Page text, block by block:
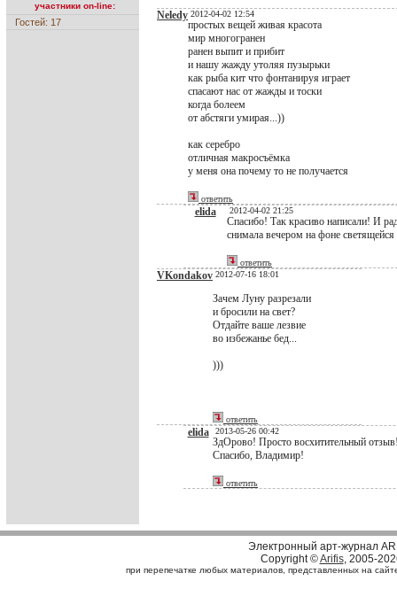
участники on-line:
Гостей: 17
Neledy 2012-04-02 12:54
простых вещей живая красота
мир многогранен
ранен выпит и прибит
и нашу жажду утоляя пузырьки
как рыба кит что фонтанируя играет
спасают нас от жажды и тоски
когда болеем
от абстяги умирая...))
как серебро
отличная макросъёмка
у меня она почему то не получается
ответить
elida 2012-04-02 21:25
Спасибо! Так красиво написали! И
снимала вечером на фоне
ответить
VKondakov 2012-07-16 18:01
Зачем Луну разрезали
и бросили на свет?
Отдайте ваше лезвие
во избежанье бед...
)))
ответить
elida 2013-05-26 00:42
ЗдОрово! Просто восхитительный
Спасибо, Владимир!
ответить
Электронный арт-журнал
Copyright ©Arifis, 2005-
при перепечатке любых материалов, представленных на